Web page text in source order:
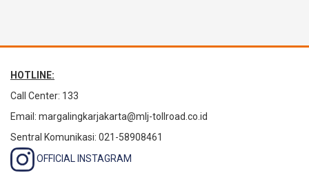
HOTLINE:
Call Center: 133
Email: margalingkarjakarta@mlj-tollroad.co.id
Sentral Komunikasi: 021-58908461
OFFICIAL INSTAGRAM